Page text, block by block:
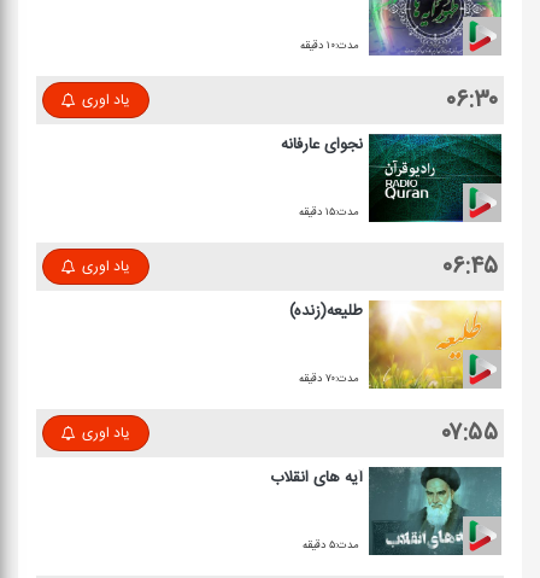
مدت:۱۰ دقیقه
۰۶:۳۰ یاد اوری
نجوای عارفانه
مدت:۱۵ دقیقه
۰۶:۴۵ یاد اوری
طلیعه(زنده)
مدت:۷۰ دقیقه
۰۷:۵۵ یاد اوری
آیه های انقلاب
مدت:۵ دقیقه